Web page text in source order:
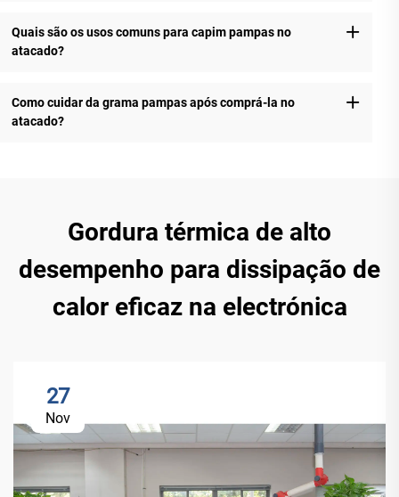
Quais são os usos comuns para capim pampas no
atacado?
Como cuidar da grama pampas após comprá-la no
atacado?
Gordura térmica de alto
desempenho para dissipação de
calor eficaz na electrónica
27
Nov